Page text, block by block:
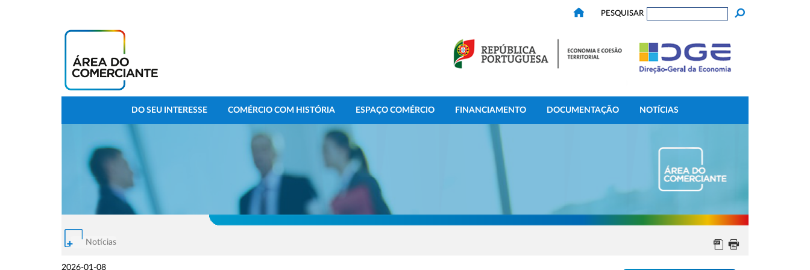
PESQUISAR
DO SEU INTERESSE COMÉRCIO COM HISTÓRIA ESPAÇO COMÉRCIO FINANCIAMENTO DOCUMENTAÇÃO NOTÍCIAS
Notícias
2026-01-08